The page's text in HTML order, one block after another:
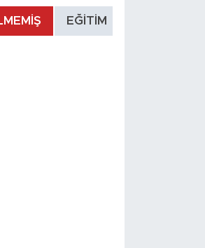
EĞİTİM